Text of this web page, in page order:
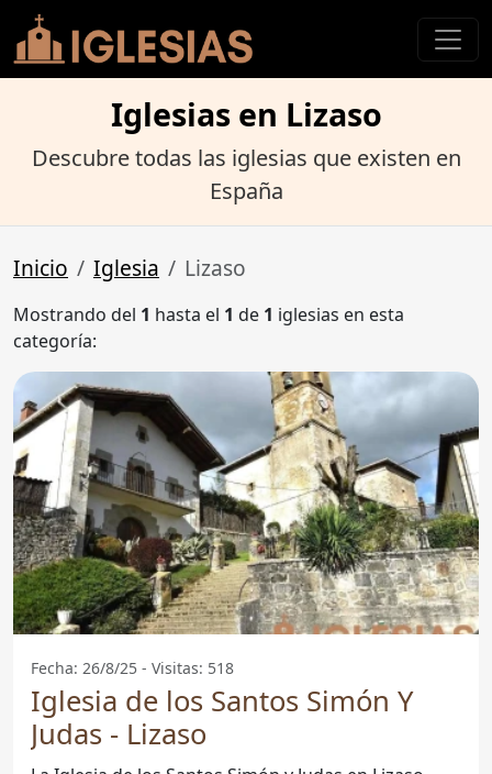
Iglesias en Lizaso
Descubre todas las iglesias que existen en
España
Inicio Iglesia Lizaso
Mostrando del 1 hasta el 1 de 1 iglesias en esta
categoría:
Fecha: 26/8/25 - Visitas: 518
Iglesia de los Santos Simón Y
Judas - Lizaso